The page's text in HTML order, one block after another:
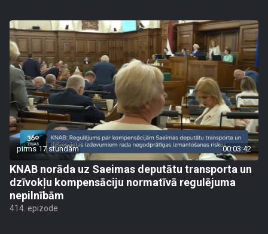
pirms 17 stundām 00:03:42
KNAB norāda uz Saeimas deputātu transporta un
dzīvokļu kompensāciju normatīvā regulējuma
nepilnībām
414. epizode